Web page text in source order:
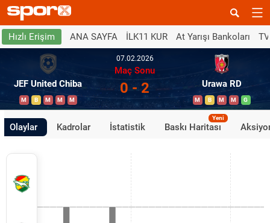
Hızlı Erişim ANA SAYFA İLK11 KUR At Yarışı Bankoları
JEF United Chiba
M B M M M
07.02.2026
Maç Sonu
0 - 2 Urawa RD
M B M M G
Olaylar Kadrolar İstatistik Baskı Haritası
Yeni